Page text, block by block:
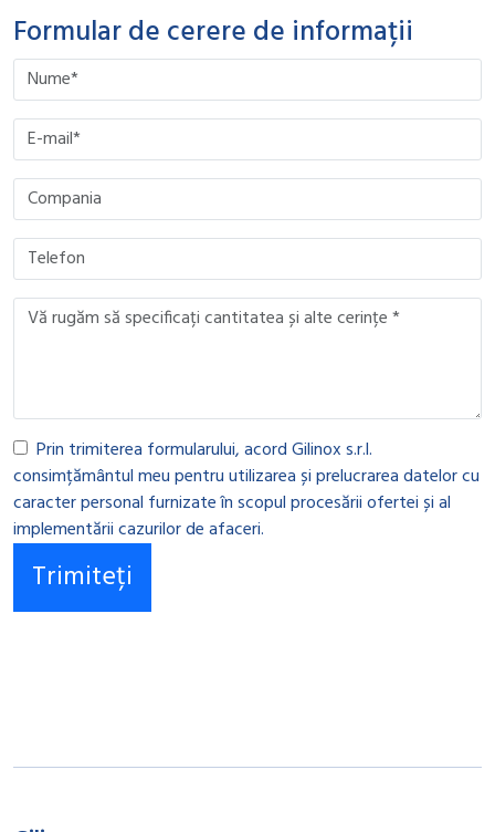
Formular de cerere de informații
leave this field empty.
leave this field empty.
leave this field empty.
leave this field empty.
Prin trimiterea formularului, acord Gilinox s.r.l.
consimțământul meu pentru utilizarea și prelucrarea datelor cu
caracter personal furnizate în scopul procesării ofertei și al
implementării cazurilor de afaceri.